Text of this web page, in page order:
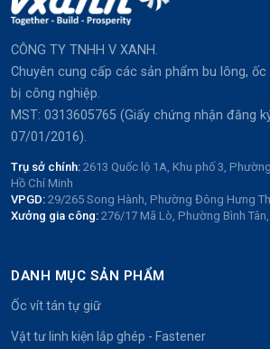
CÔNG TY TNHH V XANH.
Chuyên cung cấp các sản phẩm bu lông,
bị công nghiệp.
MST: 0313605765 (Giấy chứng nhận đăng
07/01/2016).
Trụ sở chính: 2613 Quốc lộ 1A, Khu phố 3,
Hồ Chí Minh
VPGD: 29/265 Song Hành, Phường Đông Hưng
Xưởng gia công: 276/17 Mã Lò, Phường Bình
DANH MỤC SẢN PHẨM
Ốc vít tán tự giữ
Vật tư linh kiện lắp ghép - Fastener